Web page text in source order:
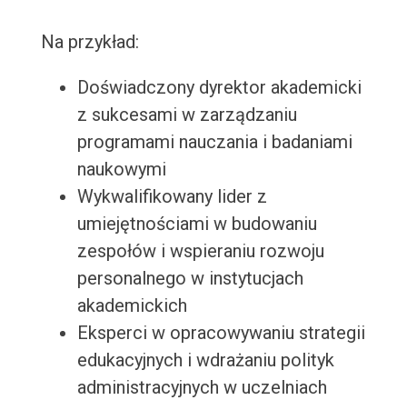
Na przykład:
Doświadczony dyrektor akademicki
z sukcesami w zarządzaniu
programami nauczania i badaniami
naukowymi
Wykwalifikowany lider z
umiejętnościami w budowaniu
zespołów i wspieraniu rozwoju
personalnego w instytucjach
akademickich
Eksperci w opracowywaniu strategii
edukacyjnych i wdrażaniu polityk
administracyjnych w uczelniach